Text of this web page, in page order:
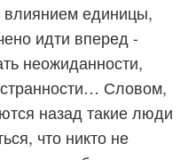
единицы,
идти вперед -
неожиданности,
Словом,
назад такие люди
что никто не